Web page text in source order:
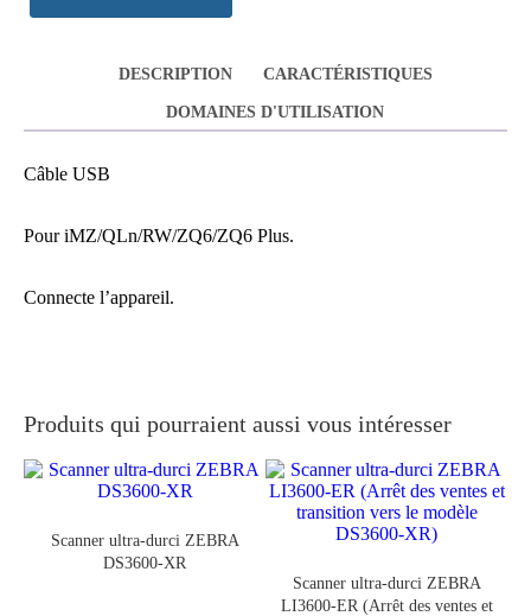
DESCRIPTION CARACTÉRISTIQUES
DOMAINES D'UTILISATION
Câble USB
Pour iMZ/QLn/RW/ZQ6/ZQ6 Plus.
Connecte l’appareil.
Produits qui pourraient aussi vous intéresser
Scanner ultra-durci ZEBRA
DS3600-XR
Scanner ultra-durci ZEBRA
LI3600-ER (Arrêt des ventes et